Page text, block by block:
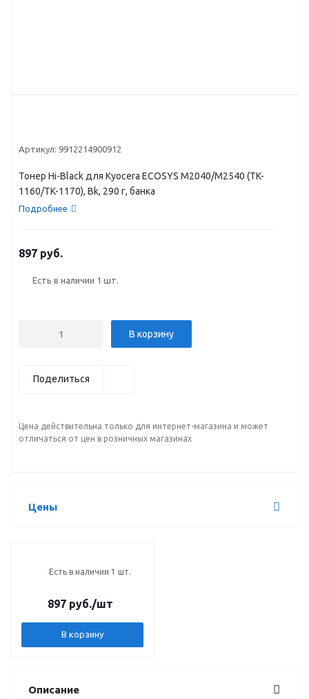
Артикул: 9912214900912
Тонер Hi-Black для Kyocera ECOSYS M2040/M2540 (TK-
1160/TK-1170), Bk, 290 г, банка
Подробнее
897 руб.
Есть в наличии 1 шт.
В корзину
Поделиться
Цена действительна только для интернет-магазина и может
отличаться от цен в розничных магазинах
Цены
Есть в наличии 1 шт.
897 руб./шт
В корзину
Описание